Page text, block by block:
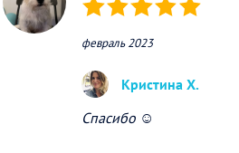
(*) (*) (*) (*) (*)
февраль 2023
Кристина Х.
Спасибо ☺️